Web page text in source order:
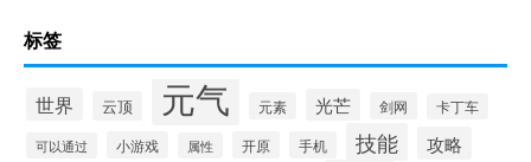
标签
世界 云顶 元气 元素 光芒 剑网 卡丁车
可以通过 小游戏 属性 开原 手机 技能 攻略